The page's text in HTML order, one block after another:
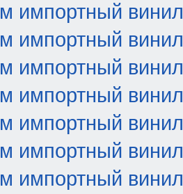
импортный винил
импортный винил
импортный винил
импортный винил
импортный винил
импортный винил
импортный винил